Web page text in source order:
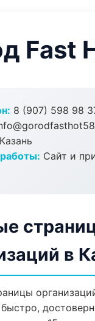
Fast
8 (907) 598 98
Казань
Сайт и
в